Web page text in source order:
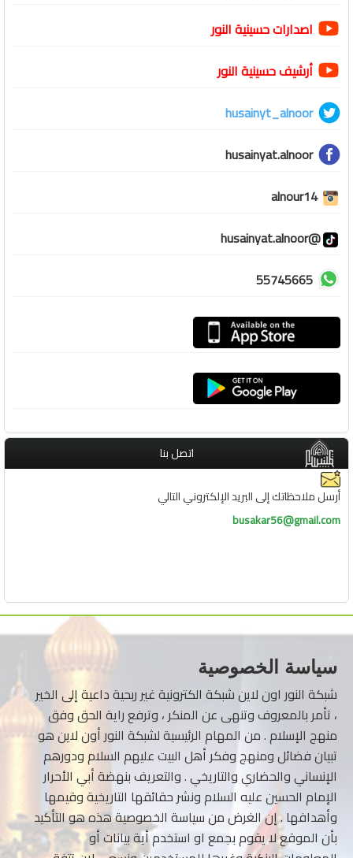
اصدارات حسينية النور
أرشيف حسينية النور
husainyt_alnoor
husainyat.alnoor
alnour14
@husainyat.alnoor
55745665
اتصل بنا
أرسل ملاحظاتك إلى البريد الإلكتروني التالي
busakar56@gmail.com
سياسة الخصوصية
شبكة النور اون لاين شبكة الكترونية غير ربحية داعية إلى الخير
، تأمر بالمعروف وتنهى عن المنكر ، وترفع راية الحق وفق
منهج الإسلام . من المهام الرئيسية لشبكة النور أون لاين هو
تبيان فضائل ومنهج وفكر أهل البيت عليهم السلام ودورهم
الإنساني والحضاري والتاريخي . والتعريف بنهضة أبي الأحرار
الإمام الحسين عليه السلام ونشر حقائقها التاريخية وقيمها
وأهدافها . إن الغرض من سياسة الخصوصية هذه هو التأكيد
بأن الموقع لا يقوم بجمع او استخدم أية بيانات أو